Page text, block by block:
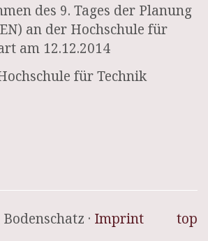
des 9. Tages der Planung
an der Hochschule für
am 12.12.2014
für Technik
top
· Imprint